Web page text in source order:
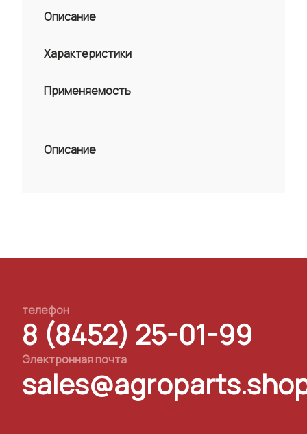
Описание
Характеристики
Применяемость
Описание
телефон
8 (8452) 25-01-99
Электронная почта